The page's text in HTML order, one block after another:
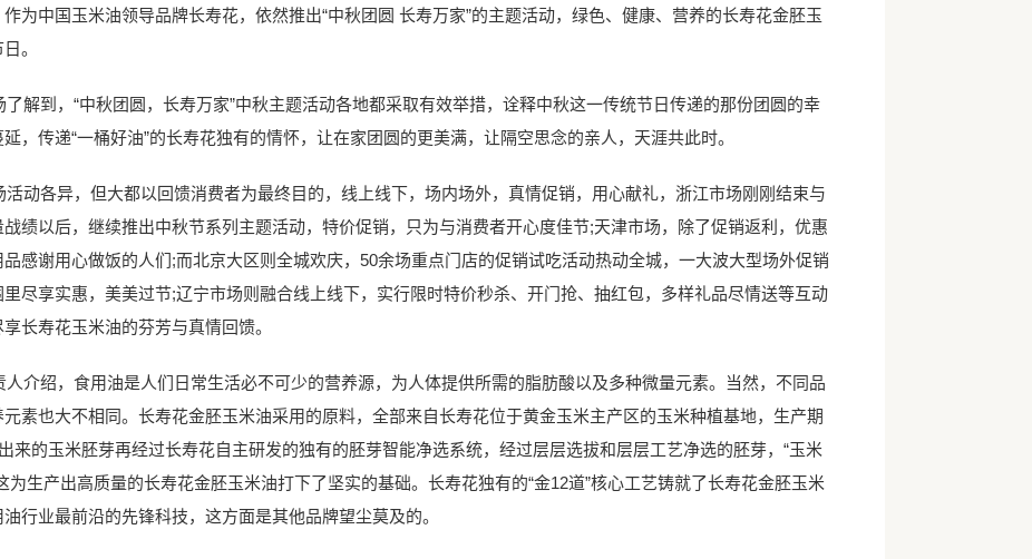
为中国玉米油领导品牌长寿花，依然推出“中秋团圆 长寿万家”的主题活动，绿色、健康、营养的长寿花金胚玉
。
到，“中秋团圆，长寿万家”中秋主题活动各地都采取有效举措，诠释中秋这一传统节日传递的那份团圆的幸
，传递“一桶好油”的长寿花独有的情怀，让在家团圆的更美满，让隔空思念的亲人，天涯共此时。
各异，但大都以回馈消费者为最终目的，线上线下，场内场外，真情促销，用心献礼，浙江市场刚刚结束与
绩以后，继续推出中秋节系列主题活动，特价促销，只为与消费者开心度佳节;天津市场，除了促销返利，优惠
感谢用心做饭的人们;而北京大区则全城欢庆，50余场重点门店的促销试吃活动热动全城，一大波大型场外促销
尽享实惠，美美过节;辽宁市场则融合线上线下，实行限时特价秒杀、开门抢、抽红包，多样礼品尽情送等互动
长寿花玉米油的芬芳与真情回馈。
绍，食用油是人们日常生活必不可少的营养源，为人体提供所需的脂肪酸以及多种微量元素。当然，不同品
素也大不相同。长寿花金胚玉米油采用的原料，全部来自长寿花位于黄金玉米主产区的玉米种植基地，生产期
来的玉米胚芽再经过长寿花自主研发的独有的胚芽智能净选系统，经过层层选拔和层层工艺净选的胚芽，“玉米
为生产出高质量的长寿花金胚玉米油打下了坚实的基础。长寿花独有的“金12道”核心工艺铸就了长寿花金胚玉米
行业最前沿的先锋科技，这方面是其他品牌望尘莫及的。